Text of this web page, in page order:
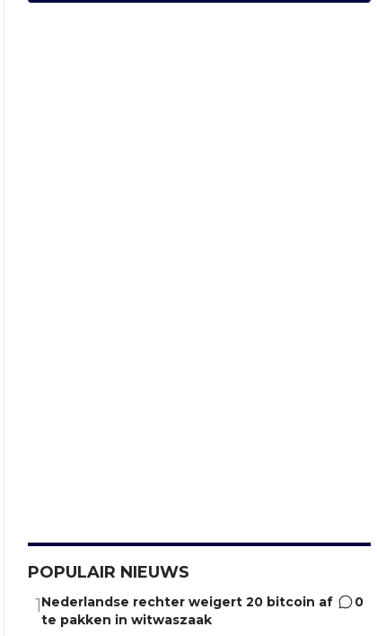
POPULAIR NIEUWS
1Nederlandse rechter weigert 20 bitcoin af
te pakken in witwaszaak
0